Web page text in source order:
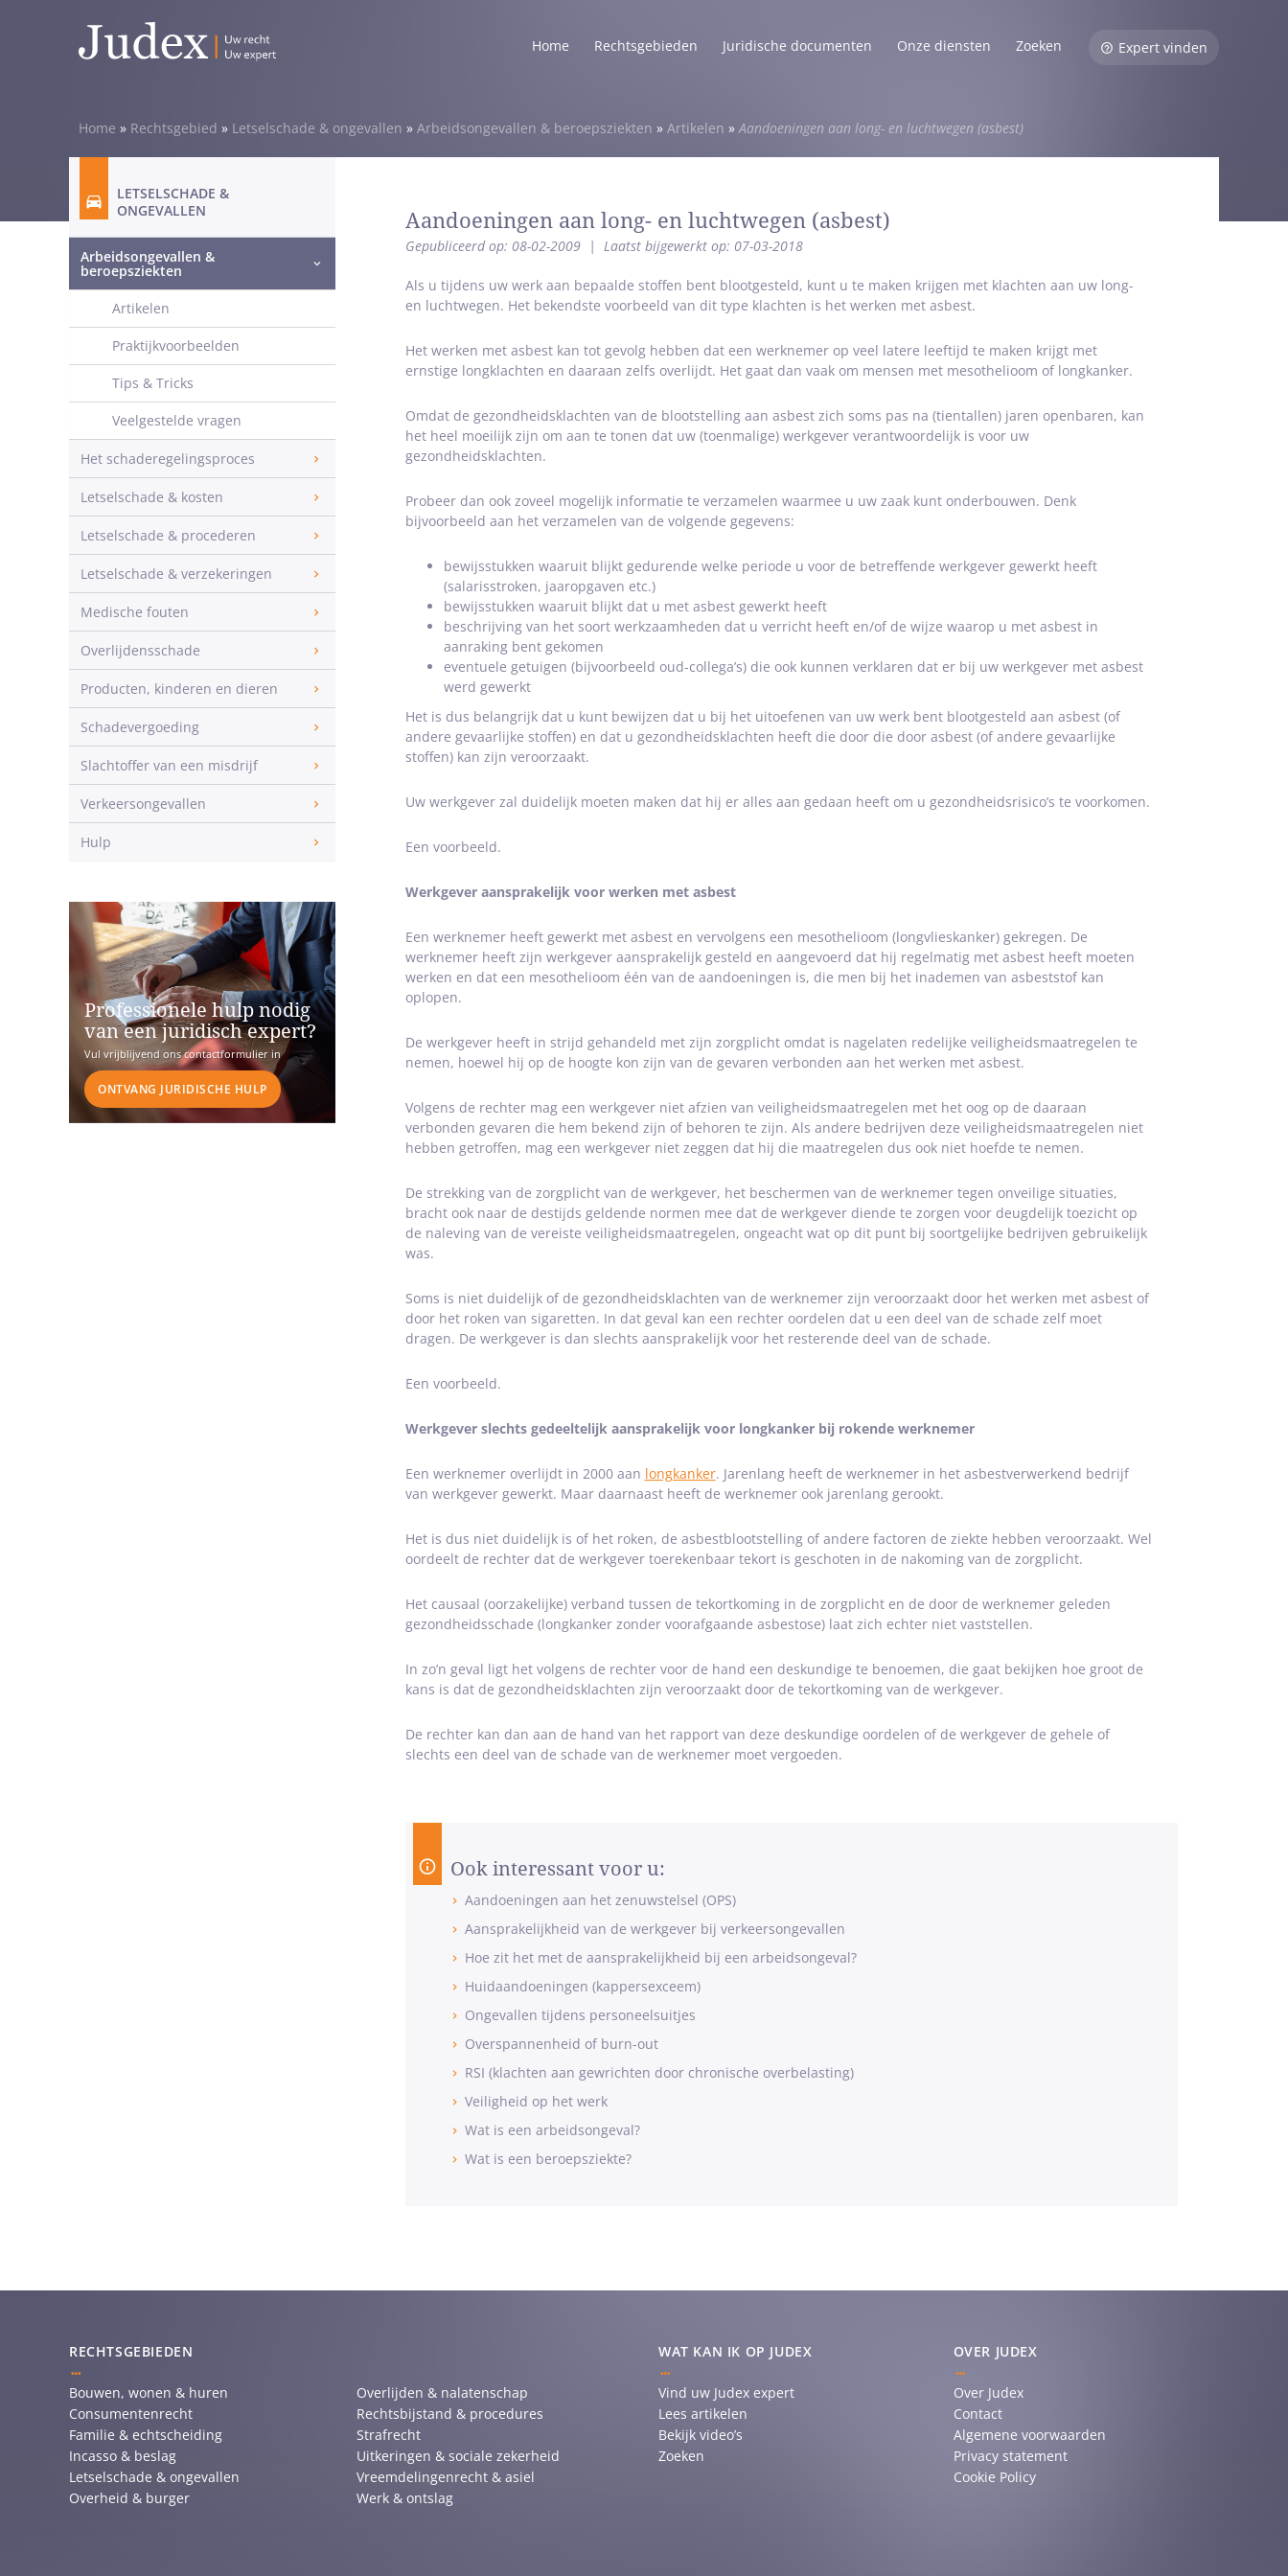
Home Rechtsgebieden Juridische documenten Onze diensten Zoeken Expert vinden
Home » Rechtsgebied » Letselschade & ongevallen » Arbeidsongevallen & beroepsziekten » Artikelen »Aandoeningen aan long- en luchtwegen (asbest)
Aandoeningen aan long- en luchtwegen (asbest)
Gepubliceerd op: 08-02-2009 | Laatst bijgewerkt op: 07-03-2018
Als u tijdens uw werk aan bepaalde stoffen bent blootgesteld, kunt u te maken krijgen met klachten aan uw long-
en luchtwegen. Het bekendste voorbeeld van dit type klachten is het werken met asbest.
Het werken met asbest kan tot gevolg hebben dat een werknemer op veel latere leeftijd te maken krijgt met
ernstige longklachten en daaraan zelfs overlijdt. Het gaat dan vaak om mensen met mesothelioom of longkanker.
Omdat de gezondheidsklachten van de blootstelling aan asbest zich soms pas na (tientallen) jaren openbaren, kan
het heel moeilijk zijn om aan te tonen dat uw (toenmalige) werkgever verantwoordelijk is voor uw
gezondheidsklachten.
Probeer dan ook zoveel mogelijk informatie te verzamelen waarmee u uw zaak kunt onderbouwen. Denk
bijvoorbeeld aan het verzamelen van de volgende gegevens:
bewijsstukken waaruit blijkt gedurende welke periode u voor de betreffende werkgever gewerkt heeft
(salarisstroken, jaaropgaven etc.)
bewijsstukken waaruit blijkt dat u met asbest gewerkt heeft
beschrijving van het soort werkzaamheden dat u verricht heeft en/of de wijze waarop u met asbest in
aanraking bent gekomen
eventuele getuigen (bijvoorbeeld oud-collega’s) die ook kunnen verklaren dat er bij uw werkgever met asbest
werd gewerkt
Het is dus belangrijk dat u kunt bewijzen dat u bij het uitoefenen van uw werk bent blootgesteld aan asbest (of
andere gevaarlijke stoffen) en dat u gezondheidsklachten heeft die door die door asbest (of andere gevaarlijke
stoffen) kan zijn veroorzaakt.
Uw werkgever zal duidelijk moeten maken dat hij er alles aan gedaan heeft om u gezondheidsrisico’s te voorkomen.
Een voorbeeld.
Werkgever aansprakelijk voor werken met asbest
Een werknemer heeft gewerkt met asbest en vervolgens een mesothelioom (longvlieskanker) gekregen. De
werknemer heeft zijn werkgever aansprakelijk gesteld en aangevoerd dat hij regelmatig met asbest heeft moeten
werken en dat een mesothelioom één van de aandoeningen is, die men bij het inademen van asbeststof kan
oplopen.
De werkgever heeft in strijd gehandeld met zijn zorgplicht omdat is nagelaten redelijke veiligheidsmaatregelen te
nemen, hoewel hij op de hoogte kon zijn van de gevaren verbonden aan het werken met asbest.
Volgens de rechter mag een werkgever niet afzien van veiligheidsmaatregelen met het oog op de daaraan
verbonden gevaren die hem bekend zijn of behoren te zijn. Als andere bedrijven deze veiligheidsmaatregelen niet
hebben getroffen, mag een werkgever niet zeggen dat hij die maatregelen dus ook niet hoefde te nemen.
De strekking van de zorgplicht van de werkgever, het beschermen van de werknemer tegen onveilige situaties,
bracht ook naar de destijds geldende normen mee dat de werkgever diende te zorgen voor deugdelijk toezicht op
de naleving van de vereiste veiligheidsmaatregelen, ongeacht wat op dit punt bij soortgelijke bedrijven gebruikelijk
was.
Soms is niet duidelijk of de gezondheidsklachten van de werknemer zijn veroorzaakt door het werken met asbest of
door het roken van sigaretten. In dat geval kan een rechter oordelen dat u een deel van de schade zelf moet
dragen. De werkgever is dan slechts aansprakelijk voor het resterende deel van de schade.
Een voorbeeld.
Werkgever slechts gedeeltelijk aansprakelijk voor longkanker bij rokende werknemer
Een werknemer overlijdt in 2000 aan longkanker. Jarenlang heeft de werknemer in het asbestverwerkend bedrijf
van werkgever gewerkt. Maar daarnaast heeft de werknemer ook jarenlang gerookt.
Het is dus niet duidelijk is of het roken, de asbestblootstelling of andere factoren de ziekte hebben veroorzaakt. Wel
oordeelt de rechter dat de werkgever toerekenbaar tekort is geschoten in de nakoming van de zorgplicht.
Het causaal (oorzakelijke) verband tussen de tekortkoming in de zorgplicht en de door de werknemer geleden
gezondheidsschade (longkanker zonder voorafgaande asbestose) laat zich echter niet vaststellen.
In zo’n geval ligt het volgens de rechter voor de hand een deskundige te benoemen, die gaat bekijken hoe groot de
kans is dat de gezondheidsklachten zijn veroorzaakt door de tekortkoming van de werkgever.
De rechter kan dan aan de hand van het rapport van deze deskundige oordelen of de werkgever de gehele of
slechts een deel van de schade van de werknemer moet vergoeden.
Ook interessant voor u:
Aandoeningen aan het zenuwstelsel (OPS)
Aansprakelijkheid van de werkgever bij verkeersongevallen
Hoe zit het met de aansprakelijkheid bij een arbeidsongeval?
Huidaandoeningen (kappersexceem)
Ongevallen tijdens personeelsuitjes
Overspannenheid of burn-out
RSI (klachten aan gewrichten door chronische overbelasting)
Veiligheid op het werk
Wat is een arbeidsongeval?
Wat is een beroepsziekte?
LETSELSCHADE &
ONGEVALLEN
Arbeidsongevallen &
beroepsziekten
Artikelen
Praktijkvoorbeelden
Tips & Tricks
Veelgestelde vragen
Het schaderegelingsproces
Letselschade & kosten
Letselschade & procederen
Letselschade & verzekeringen
Medische fouten
Overlijdensschade
Producten, kinderen en dieren
Schadevergoeding
Slachtoffer van een misdrijf
Verkeersongevallen
Hulp
Professionele hulp nodig
van een juridisch expert?
Vul vrijblijvend ons contactformulier in
ONTVANG JURIDISCHE HULP
RECHTSGEBIEDEN
Bouwen, wonen & huren
Consumentenrecht
Familie & echtscheiding
Incasso & beslag
Letselschade & ongevallen
Overheid & burger
Overlijden & nalatenschap
Rechtsbijstand & procedures
Strafrecht
Uitkeringen & sociale zekerheid
Vreemdelingenrecht & asiel
Werk & ontslag
WAT KAN IK OP JUDEX
Vind uw Judex expert
Lees artikelen
Bekijk video’s
Zoeken
OVER JUDEX
Over Judex
Contact
Algemene voorwaarden
Privacy statement
Cookie Policy